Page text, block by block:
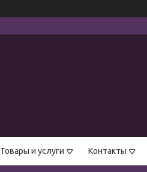
Товары и услуги Контакты